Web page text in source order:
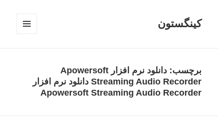
کینگستون
برچسب:
دانلود نرم افزار Apowersoft
Streaming Audio Recorder دانلود نرم افزار
Apowersoft Streaming Audio Recorder